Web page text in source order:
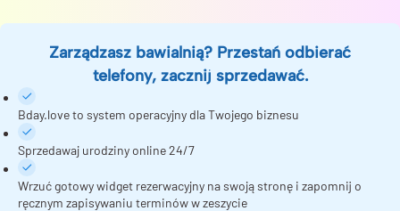
Zarządzasz bawialnią? Przestań odbierać
telefony, zacznij sprzedawać.
Bday.love to system operacyjny dla Twojego biznesu
Sprzedawaj urodziny online 24/7
Wrzuć gotowy widget rezerwacyjny na swoją stronę i zapomnij o
ręcznym zapisywaniu terminów w zeszycie